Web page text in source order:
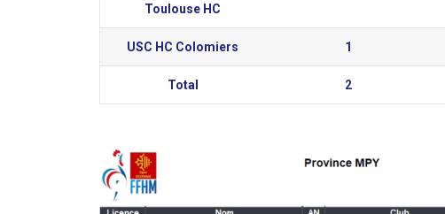
Toulouse HC
USC HC Colomiers 1
Total 2